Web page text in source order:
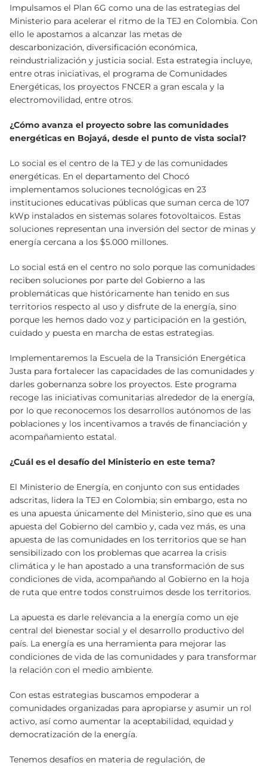
Impulsamos el Plan 6G como una de las estrategias del
Ministerio para acelerar el ritmo de la TEJ en Colombia. Con
ello le apostamos a alcanzar las metas de
descarbonización, diversificación económica,
reindustrialización y justicia social. Esta estrategia incluye,
entre otras iniciativas, el programa de Comunidades
Energéticas, los proyectos FNCER a gran escala y la
electromovilidad, entre otros.
¿Cómo avanza el proyecto sobre las comunidades
energéticas en Bojayá, desde el punto de vista social?
Lo social es el centro de la TEJ y de las comunidades
energéticas. En el departamento del Chocó
implementamos soluciones tecnológicas en 23
instituciones educativas públicas que suman cerca de 107
kWp instalados en sistemas solares fotovoltaicos. Estas
soluciones representan una inversión del sector de minas y
energía cercana a los $5.000 millones.
Lo social está en el centro no solo porque las comunidades
reciben soluciones por parte del Gobierno a las
problemáticas que históricamente han tenido en sus
territorios respecto al uso y disfrute de la energía, sino
porque les hemos dado voz y participación en la gestión,
cuidado y puesta en marcha de estas estrategias.
Implementaremos la Escuela de la Transición Energética
Justa para fortalecer las capacidades de las comunidades y
darles gobernanza sobre los proyectos. Este programa
recoge las iniciativas comunitarias alrededor de la energía,
por lo que reconocemos los desarrollos autónomos de las
poblaciones y los incentivamos a través de financiación y
acompañamiento estatal.
¿Cuál es el desafío del Ministerio en este tema?
El Ministerio de Energía, en conjunto con sus entidades
adscritas, lidera la TEJ en Colombia; sin embargo, esta no
es una apuesta únicamente del Ministerio, sino que es una
apuesta del Gobierno del cambio y, cada vez más, es una
apuesta de las comunidades en los territorios que se han
sensibilizado con los problemas que acarrea la crisis
climática y le han apostado a una transformación de sus
condiciones de vida, acompañando al Gobierno en la hoja
de ruta que entre todos construimos desde los territorios.
La apuesta es darle relevancia a la energía como un eje
central del bienestar social y el desarrollo productivo del
país. La energía es una herramienta para mejorar las
condiciones de vida de las comunidades y para transformar
la relación con el medio ambiente.
Con estas estrategias buscamos empoderar a
comunidades organizadas para apropiarse y asumir un rol
activo, así como aumentar la aceptabilidad, equidad y
democratización de la energía.
Tenemos desafíos en materia de regulación, de